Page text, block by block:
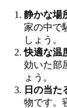
静かな場
家の中で
しょう。
快適な温
効いた部
ょう。
日の当た
物です。